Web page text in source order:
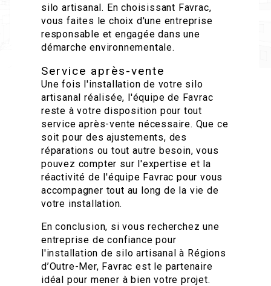
silo artisanal. En choisissant Favrac,
vous faites le choix d'une entreprise
responsable et engagée dans une
démarche environnementale.
Service après-vente
Une fois l'installation de votre silo
artisanal réalisée, l'équipe de Favrac
reste à votre disposition pour tout
service après-vente nécessaire. Que ce
soit pour des ajustements, des
réparations ou tout autre besoin, vous
pouvez compter sur l'expertise et la
réactivité de l'équipe Favrac pour vous
accompagner tout au long de la vie de
votre installation.
En conclusion, si vous recherchez une
entreprise de confiance pour
l'installation de silo artisanal à Régions
d’Outre-Mer, Favrac est le partenaire
idéal pour mener à bien votre projet.